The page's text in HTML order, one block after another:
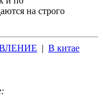
на строго
| В китае